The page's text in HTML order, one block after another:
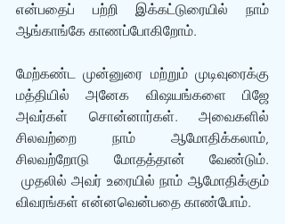
என்பதைப் பற்றி இக்கட்டுரையில் நாம்
ஆங்காங்கே காணப்போகிறோம்.
மேற்கண்ட முன்னுரை மற்றும் முடிவுரைக்கு
மத்தியில் அனேக விஷயங்களை பிஜே
அவர்கள் சொன்னார்கள். அவைகளில்
சிலவற்றை நாம் ஆமோதிக்கலாம்,
சிலவற்றோடு மோதத்தான் வேண்டும்.
முதலில் அவர் உரையில் நாம் ஆமோதிக்கும்
விவரங்கள் என்னவென்பதை காண்போம்.